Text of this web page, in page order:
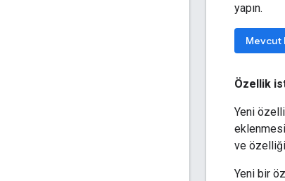
yapın.
Mevcut
Özellik
Yeni
ve
Yeni bir